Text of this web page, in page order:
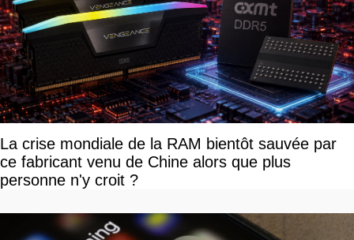
La crise mondiale de la RAM bientôt sauvée par
ce fabricant venu de Chine alors que plus
personne n'y croit ?